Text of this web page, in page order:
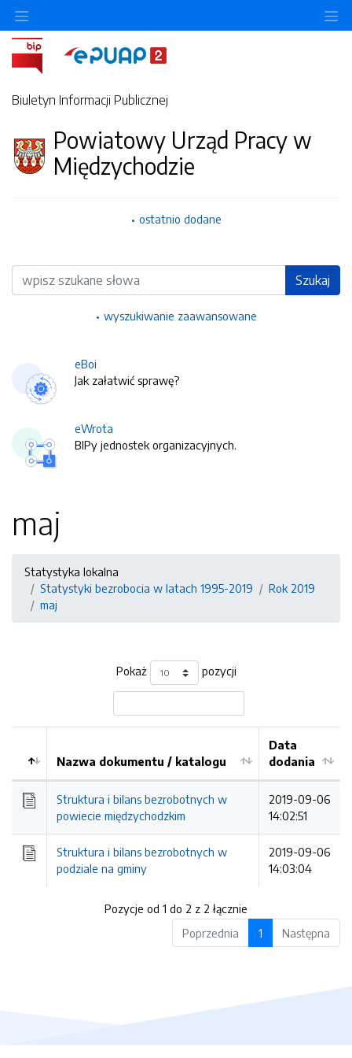
Biuletyn Informacji Publicznej
Powiatowy Urząd Pracy w
Międzychodzie
ostatnio dodane
Wyszukiwarka Szukaj
wyszukiwanie zaawansowane
eBoi
Jak załatwić sprawę?
eWrota
BIPy jednostek organizacyjnych.
maj
Statystyka lokalna
Statystyki bezrobocia w latach 1995-2019
Rok 2019
maj
Pokaż pozycji
Kolejność
Nazwa dokumentu / katalogu
Data
dodania
Struktura i bilans bezrobotnych w
powiecie międzychodzkim
2019-09-06
14:02:51
Struktura i bilans bezrobotnych w
podziale na gminy
2019-09-06
14:03:04
Pozycje od 1 do 2 z 2 łącznie
Poprzednia
1 Następna